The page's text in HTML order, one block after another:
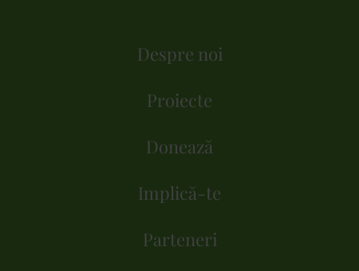
Despre noi
Proiecte
Donează
Implică-te
Parteneri